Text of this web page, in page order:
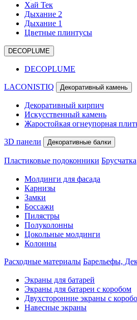
Хай Тек
Дыхание 2
Дыхание 1
Цветные плинтусы
DECOPLUME
DECOPLUME
LACONISTIQ Декоративный камень
Декоративный кирпич
Искусственный камень
Жаростойкая огнеупорная
3D панели Декоративные балки
Пластиковые подоконники Брусчатка
Молдинги для фасада
Карнизы
Замки
Боссажи
Пилястры
Полуколонны
Цокольные молдинги
Колонны
Расходные материалы Барельефы,
Экраны для батарей
Экраны для батареи с коробом
Двухсторонние экраны с
Навесные экраны